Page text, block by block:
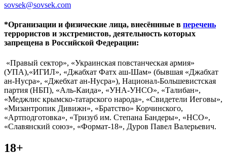
sovsek@sovsek.com
*Организации и физические лица, внесённные в перечень
террористов и экстремистов, деятельность которых
запрещена в Российской Федерации:
«Правый сектор», «Украинская повстанческая армия»
(УПА),«ИГИЛ», «Джабхат Фатх аш-Шам» (бывшая «Джабхат
ан-Нусра», «Джебхат ан-Нусра»), Национал-Большевистская
партия (НБП), «Аль-Каида», «УНА-УНСО», «Талибан»,
«Меджлис крымско-татарского народа», «Свидетели Иеговы»,
«Мизантропик Дивижн», «Братство» Корчинского,
«Артподготовка», «Тризуб им. Степана Бандеры», «НСО»,
«Славянский союз», «Формат-18», Дуров Павел Валерьевич.
18+